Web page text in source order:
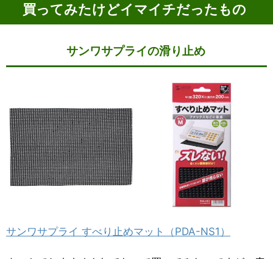
買ってみたけどイマイチだったもの
サンワサプライの滑り止め
サンワサプライ すべり止めマット（PDA-NS1）